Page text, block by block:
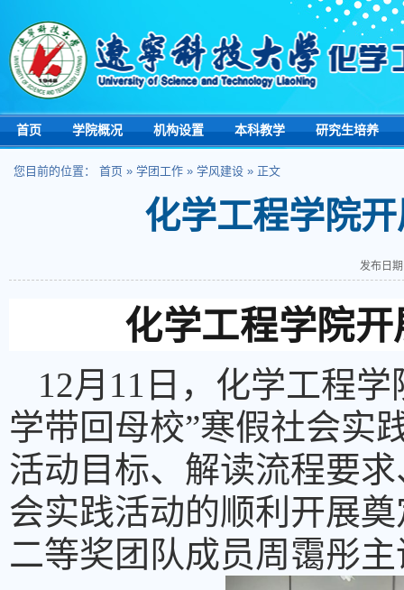
首页 学院概况 机构设置 本科教学 研究生培养
您目前的位置： 首页 » 学团工作 » 学风建设 » 正文
化学工程学院
发布日
化学工程学院
12月11日，化学工程
学带回母校”寒假社会实
活动目标、解读流程要
会实践活动的顺利开展
二等奖团队成员周霭彤